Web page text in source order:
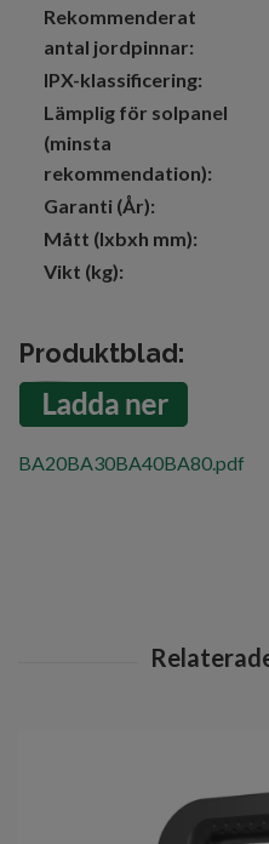
Rekommenderat
antal jordpinnar:
IPX-klassificering:
Lämplig för solpanel
(minsta
rekommendation):
Garanti (År):
Mått (lxbxh mm):
Vikt (kg):
Produktblad:
BA20BA30BA40BA80.pdf